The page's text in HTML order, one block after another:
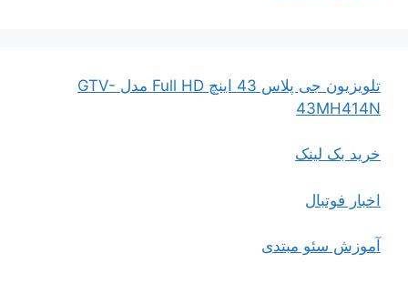
تلویزیون جی پلاس 43 اینچ Full HD مدل GTV-
43MH414N
خرید بک لینک
اخبار فوتبال
آموزش سئو مبتدی